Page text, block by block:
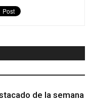
de la semana